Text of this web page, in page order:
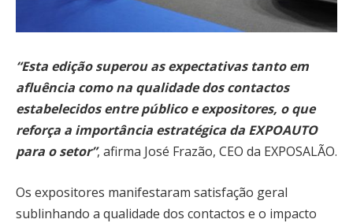
“Esta edição superou as expectativas tanto em
afluência como na qualidade dos contactos
estabelecidos entre público e expositores, o que
reforça a importância estratégica da EXPOAUTO
para o setor”, afirma José Frazão, CEO da EXPOSALÃO.
Os expositores manifestaram satisfação geral
sublinhando a qualidade dos contactos e o impacto